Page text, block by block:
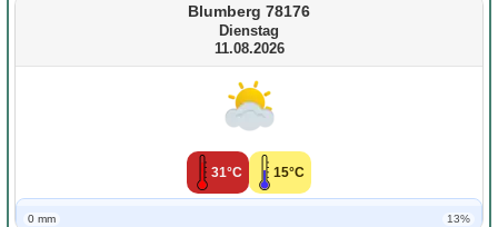
Blumberg 78176
Dienstag
11.08.2026
31°C 15°C
0 mm 13%